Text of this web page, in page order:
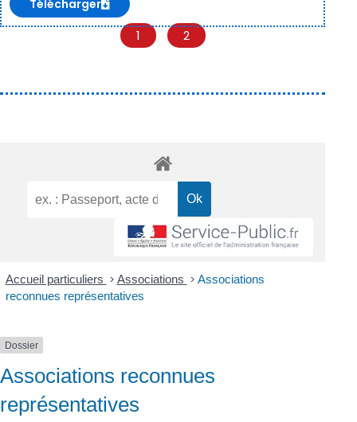
Télécharger
1 2
Accueil particuliers > Associations > Associations
reconnues représentatives
Dossier
Associations reconnues
représentatives